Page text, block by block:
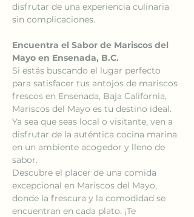
disfrutar de una experiencia culinaria
sin complicaciones.
Encuentra el Sabor de Mariscos del
Mayo en Ensenada, B.C.
Si estás buscando el lugar perfecto
para satisfacer tus antojos de mariscos
frescos en Ensenada, Baja California,
Mariscos del Mayo es tu destino ideal.
Ya sea que seas local o visitante, ven a
disfrutar de la auténtica cocina marina
en un ambiente acogedor y lleno de
sabor.
Descubre el placer de una comida
excepcional en Mariscos del Mayo,
donde la frescura y la comodidad se
encuentran en cada plato. ¡Te